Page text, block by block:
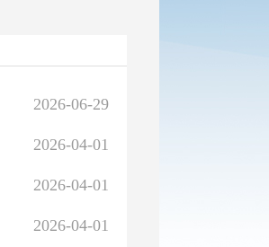
2026-06-29
2026-04-01
2026-04-01
2026-04-01